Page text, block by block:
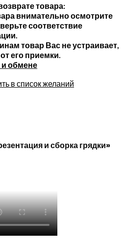
товара:
внимательно осмотрите
соответствие
товар Вас не устраивает,
его приемки.
и обмене
в список желаний
и сборка грядки»